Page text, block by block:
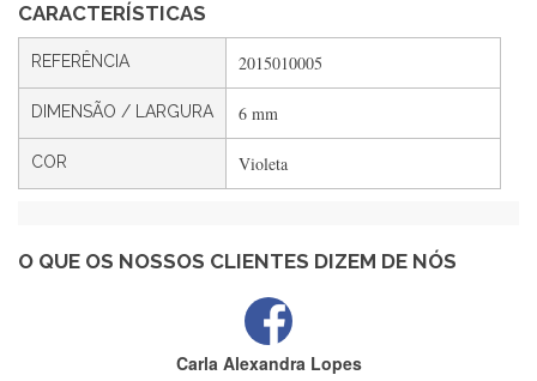
CARACTERÍSTICAS
REFERÊNCIA 2015010005
DIMENSÃO / LARGURA 6 mm
COR Violeta
O QUE OS NOSSOS CLIENTES DIZEM DE NÓS
Rápido, atendimento 5*. Hoje chegará a segunda encomenda
feita de muitas certamente❤️
estrelas
Carla Alexandra Lopes